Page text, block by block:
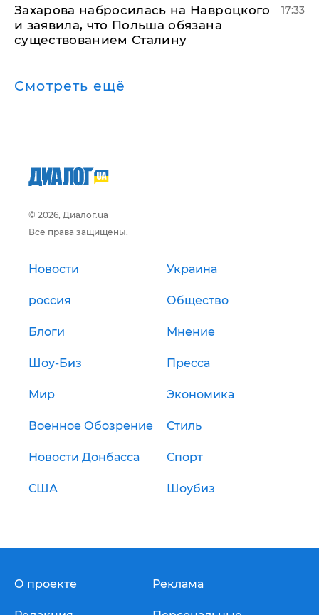
​Захарова набросилась на Навроцкого
и заявила, что Польша обязана
существованием Сталину
17:33
Смотреть ещё
© 2026, Диалог.ua
Все права защищены.
Новости Украина
россия Общество
Блоги Мнение
Шоу-Биз Пресса
Мир Экономика
Военное Обозрение Стиль
Новости Донбасса Спорт
США Шоубиз
О проекте Реклама